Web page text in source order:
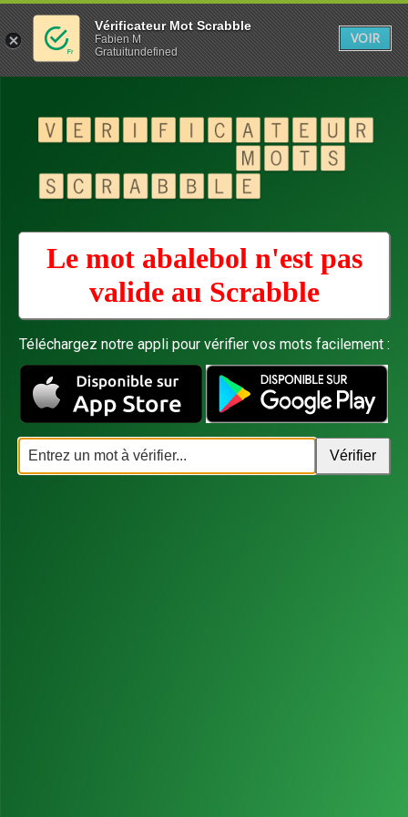
Le mot abalebol n'est pas
valide au Scrabble
Téléchargez notre appli pour vérifier vos mots facilement :
Vérificateur Mot Scrabble
Fabien M
Gratuitundefined
VOIR